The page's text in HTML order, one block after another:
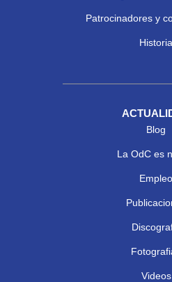
Patrocinadores y
Historia
Blog
La OdC es
Empleo
Videos